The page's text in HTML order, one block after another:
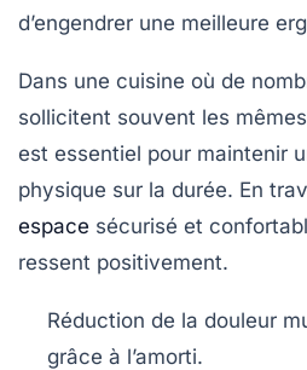
d’engendrer une meilleure
Dans une cuisine où de
sollicitent souvent les
est essentiel pour maintenir
physique sur la durée. En
espace sécurisé et
ressent positivement.
Réduction de la douleur
grâce à l’amorti.